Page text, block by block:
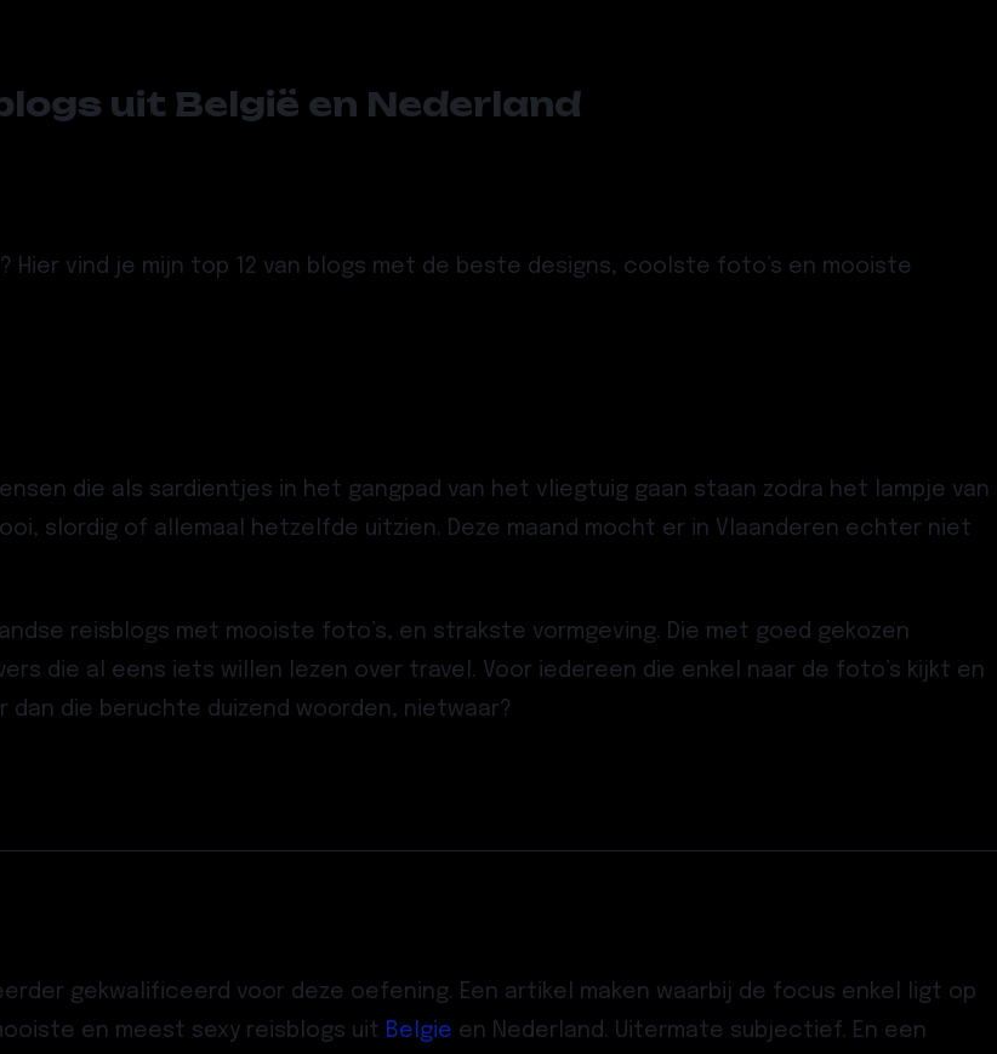
uit België en Nederland
Hier vind je mijn top 12 van blogs met de beste designs, coolste foto’s en mooiste
die als sardientjes in het gangpad van het vliegtuig gaan staan zodra het lampje van
slordig of allemaal hetzelfde uitzien. Deze maand mocht er in Vlaanderen echter niet
reisblogs met mooiste foto’s, en strakste vormgeving. Die met goed gekozen
die al eens iets willen lezen over travel. Voor iedereen die enkel naar de foto’s kijkt en
die beruchte duizend woorden, nietwaar?
gekwalificeerd voor deze oefening. Een artikel maken waarbij de focus enkel ligt op
en meest sexy reisblogs uit Belgie en Nederland. Uitermate subjectief. En een